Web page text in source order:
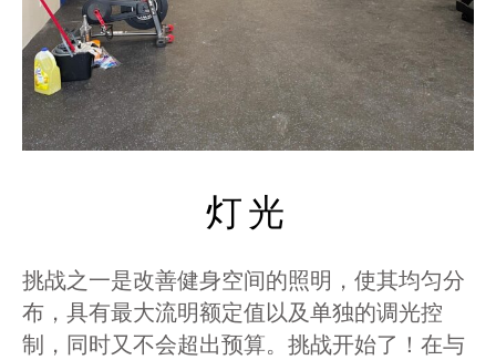
灯光
挑战之一是改善健身空间的照明，使其均匀分
布，具有最大流明额定值以及单独的调光控
制，同时又不会超出预算。挑战开始了！在与